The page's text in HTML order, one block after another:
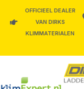
OFFICIEEL DEALER
VAN DIRKS
KLIMMATERIALEN